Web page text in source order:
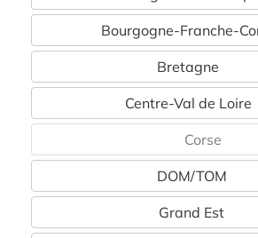
Bourgogne-Franche-
Bretagne
Centre-Val de Loire
Corse
DOM/TOM
Grand Est